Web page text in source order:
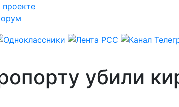
проекте
убили